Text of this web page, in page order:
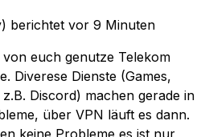
berichtet vor 9 Minuten
von euch genutze Telekom
Diverese Dienste (Games,
Discord) machen gerade in
über VPN läuft es dann.
keine Probleme es ist nur